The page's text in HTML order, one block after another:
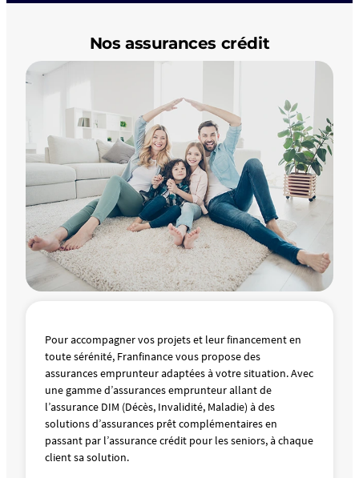
Nos assurances crédit
Pour accompagner vos projets et leur financement en
toute sérénité, Franfinance vous propose des
assurances emprunteur adaptées à votre situation. Avec
une gamme d’assurances emprunteur allant de
l’assurance DIM (Décès, Invalidité, Maladie) à des
solutions d’assurances prêt complémentaires en
passant par l’assurance crédit pour les seniors, à chaque
client sa solution.